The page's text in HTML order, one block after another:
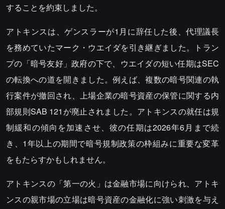
することを約束しました。
アトキンスは、ゲンスラーが1月に辞任した後、代理議長
を務めていたマーク・ウエイダを引き継ぎました。トラン
プの「暗号友好」政府の下で、ウエイダの短い任期はSEC
の転換への道を開きました。例えば、複数の暗号関連の執
行案件が撤回され、上場企業の暗号資産の保管に関する内
部規則SAB 121が廃止されました。アトキンスの就任は規
制緩和の傾向を加速させ、彼の任期は2026年6月まで続
き、1年以上の期間で暗号規制政策の枠組みに重要な変革
をもたらすかもしれません。
アトキンスの「第一の火」は金融市場に向けられ、アトキ
ンスの親市場の立場は暗号資産の金融化に強い刺激を与え